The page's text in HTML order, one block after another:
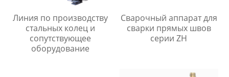
Линия по производству
стальных колец и
сопутствующее
оборудование
Сварочный аппарат для
сварки прямых швов
серии ZH